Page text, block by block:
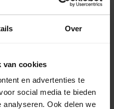
Over
van cookies
en advertenties te
social media te bieden
Ook delen we
gemaakt van
driver is verwerkt in de
mooi tot zijn recht
gebruik je het best
railspots zijn 350°